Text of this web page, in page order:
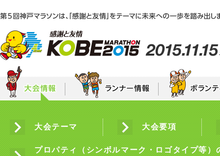
大会テーマ 大会要項
プロパティ（シンボルマーク・ロゴタイプ等）
募集要項
エントリー・申込方法のご案内
ラ
団体ボランティア募集要項 個
神戸マラソンEXPO2015「感謝と友情ステー
みんなで咲かせる“感謝と友情”のひまわり